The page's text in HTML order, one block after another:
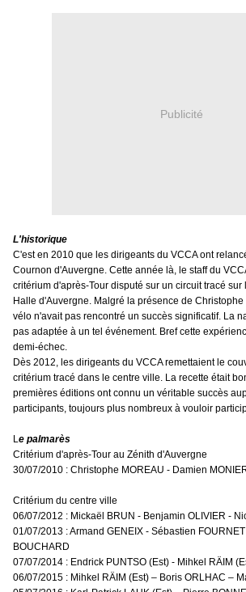
Publicité
L'historique
C'est en 2010 que les dirigeants du VCCA ont
Cournon d'Auvergne. Cette année là, le staff du
critérium d'après-Tour disputé sur un circuit tracé
Halle d'Auvergne. Malgré la présence de Christophe
vélo n'avait pas rencontré un succès significatif. La
pas adaptée à un tel événement. Bref cette
demi-échec.
Dès 2012, les dirigeants du VCCA remettaient le
critérium tracé dans le centre ville. La recette était
premières éditions ont connu un véritable succès
participants, toujours plus nombreux à vouloir
Le palmarès
Critérium d'après-Tour au Zénith d'Auvergne
30/07/2010 : Christophe MOREAU - Damien
Critérium du centre ville
06/07/2012 : Mickaël BRUN - Benjamin OLIVIER -
01/07/2013 : Armand GENEIX - Sébastien
BOUCHARD
07/07/2014 : Endrick PUNTSO (Est) - Mihkel RÄIM
06/07/2015 : Mihkel RÄIM (Est) – Boris ORLHAC –